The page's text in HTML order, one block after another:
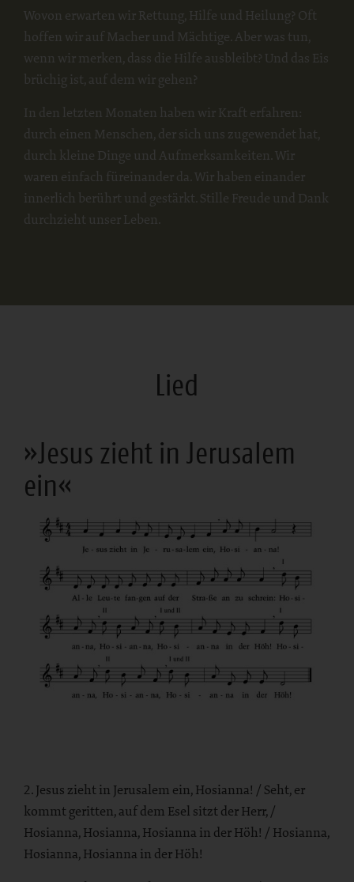
Wovon erwarten wir Rettung, Hilfe und Heilung? Oft
hoffen wir auf Macher und Mächtige. Aber was tun,
wenn wir merken, dass die Hilfe ausbleibt? Und das Eis
brüchig ist, auf dem wir gehen?
In den letzten Monaten haben wir Kraft erfahren:
durch einen Menschen, der sich uns zugewendet hat,
durch kleine Dinge und Aufmerksamkeiten. Wir
waren einfach füreinander da. Wir haben einander
innerlich berührt und gestärkt. Stille Freude und Dank
durchzieht unser Leben.
Lied
»Jesus zieht in Jerusalem
ein«
2. Jesus zieht in Jerusalem ein, Hosianna! / Seht, er
kommt geritten, auf dem Esel sitzt der Herr, /
Hosianna, Hosianna, Hosianna in der Höh! / Hosianna,
Hosianna, Hosianna in der Höh!